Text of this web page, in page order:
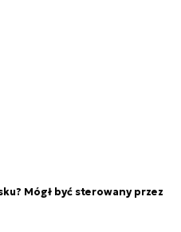
Mógł być sterowany przez